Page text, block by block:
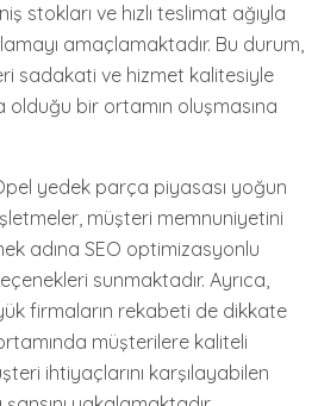
stokları ve hızlı teslimat ağıyla
amaçlamaktadır. Bu durum,
sadakati ve hizmet kalitesiyle
bir ortamın oluşmasına
yedek parça piyasası yoğun
müşteri memnuniyetini
adına SEO optimizasyonlu
sunmaktadır. Ayrıca,
firmaların rekabeti de dikkate
müşterilere kaliteli
ihtiyaçlarını karşılayabilen